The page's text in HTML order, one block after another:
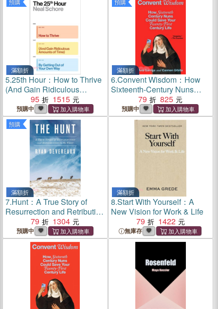
預購
滿額折
5.25th Hour：How to Thrive
(And Gain Ridiculous
Amounts of Time) by Getting
Out of Your Own Way
95 1515
預購中
預購
滿額折
6.Convent Wisdom：How
Sixteenth-Century Nuns
Could Save Your Twenty-
First-Century Life
79 825
預購中
預購
滿額折
7.Hunt：A True Story of
Resurrection and Retribution
in the West
79 1304
預購中
滿額折
8.Start With Yourself：A
New Vision for Work & Life
79
1422
無庫存